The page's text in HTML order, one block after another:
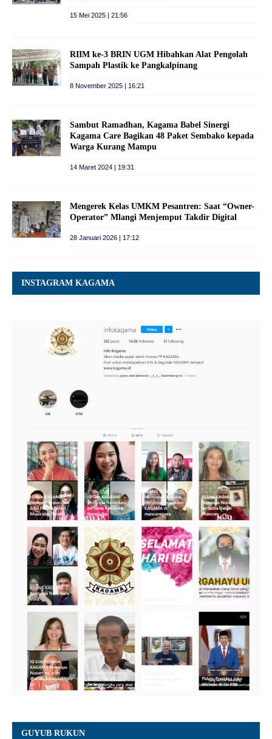
15 Mei 2025 | 21:56
RIIM ke-3 BRIN UGM Hibahkan Alat Pengolah
Sampah Plastik ke Pangkalpinang
8 November 2025 | 16:21
Sambut Ramadhan, Kagama Babel Sinergi
Kagama Care Bagikan 48 Paket Sembako kepada
Warga Kurang Mampu
14 Maret 2024 | 19:31
Mengerek Kelas UMKM Pesantren: Saat “Owner-
Operator” Mlangi Menjemput Takdir Digital
28 Januari 2026 | 17:12
INSTAGRAM KAGAMA
GUYUB RUKUN